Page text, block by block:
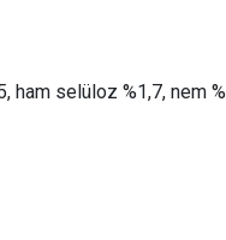
ham selüloz %1,7, nem